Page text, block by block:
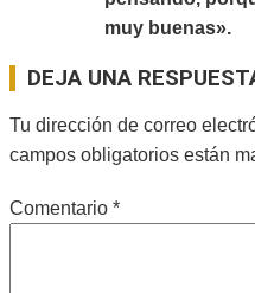
muy buenas».
2025-
10-
29
DEJA UNA
Tu dirección de correo
campos obligatorios están
Comentario *